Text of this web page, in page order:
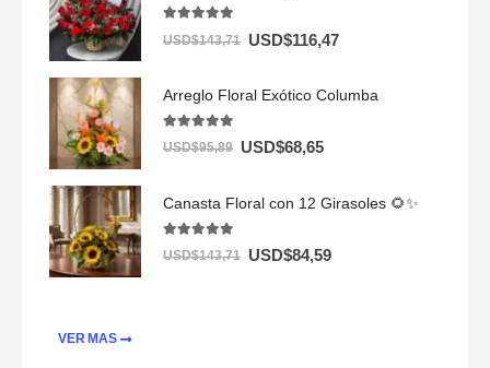
USD$143,71 USD$116,47
Arreglo Floral Exótico Columba
out of 5
USD$95,89 USD$68,65
Canasta Floral con 12 Girasoles 🌻✨
out of 5
USD$143,71 USD$84,59
VER MAS